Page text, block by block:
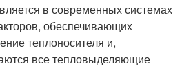
в современных системах
обеспечивающих
теплоносителя и,
все тепловыделяющие